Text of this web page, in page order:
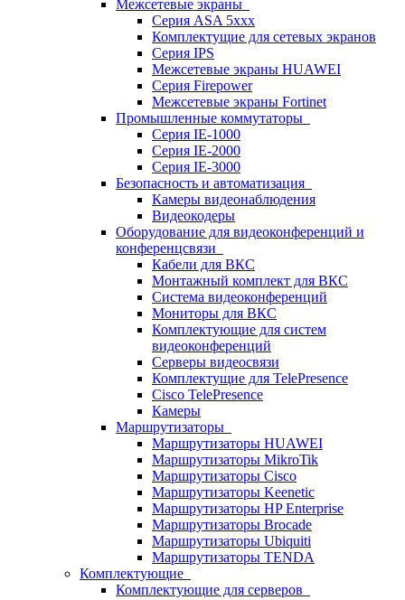
Межсетевые экраны
Серия ASA 5xxx
Комплектущие для сетевых экранов
Серия IPS
Межсетевые экраны HUAWEI
Серия Firepower
Межсетевые экраны Fortinet
Промышленные коммутаторы
Серия IE-1000
Серия IE-2000
Серия IE-3000
Безопасность и автоматизация
Камеры видеонаблюдения
Видеокодеры
Оборудование для видеоконференций и
конференцсвязи
Кабели для ВКС
Монтажный комплект для ВКС
Система видеоконференций
Мониторы для ВКС
Комплектующие для систем
видеоконференций
Серверы видеосвязи
Комплектущие для TelePresence
Cisco TelePresence
Камеры
Маршрутизаторы
Маршрутизаторы HUAWEI
Маршрутизаторы MikroTik
Маршрутизаторы Cisco
Маршрутизаторы Keenetic
Маршрутизаторы HP Enterprise
Маршрутизаторы Brocade
Маршрутизаторы Ubiquiti
Маршрутизаторы TENDA
Комплектующие
Комплектующие для серверов